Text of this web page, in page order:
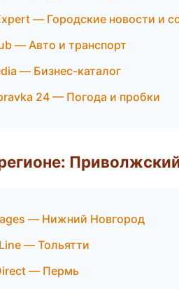
— Городские новости и
— Авто и транспорт
— Бизнес-каталог
24 — Погода и пробки
— Нижний Новгород
— Тольятти
— Пермь